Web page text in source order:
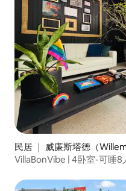
民居 ｜ 威廉斯塔德（
VillaBonVibe | 4卧室-可睡